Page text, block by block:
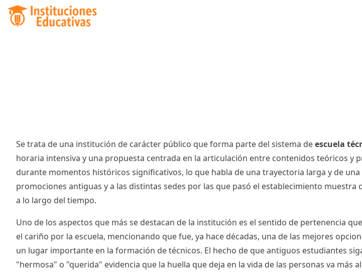
Se trata de una institución de carácter público que forma parte del sistema deescuela
horaria intensiva y una propuesta centrada en la articulación entre contenidos teóricos y
durante momentos históricos significativos, lo que habla de una trayectoria larga y de
promociones antiguas y a las distintas sedes por las que pasó el establecimiento
a lo largo del tiempo.
Uno de los aspectos que más se destacan de la institución es el sentido de pertenencia
el cariño por la escuela, mencionando que fue, ya hace décadas, una de las mejores
un lugar importante en la formación de técnicos. El hecho de que antiguos estudiantes
"hermosa" o "querida" evidencia que la huella que deja en la vida de las personas va más